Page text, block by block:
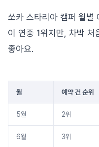
쏘카 스타리아 캠퍼 월별
이 연중 1위지만, 차박
좋아요.
월 예약 건 순위
5월 2위
6월 3위